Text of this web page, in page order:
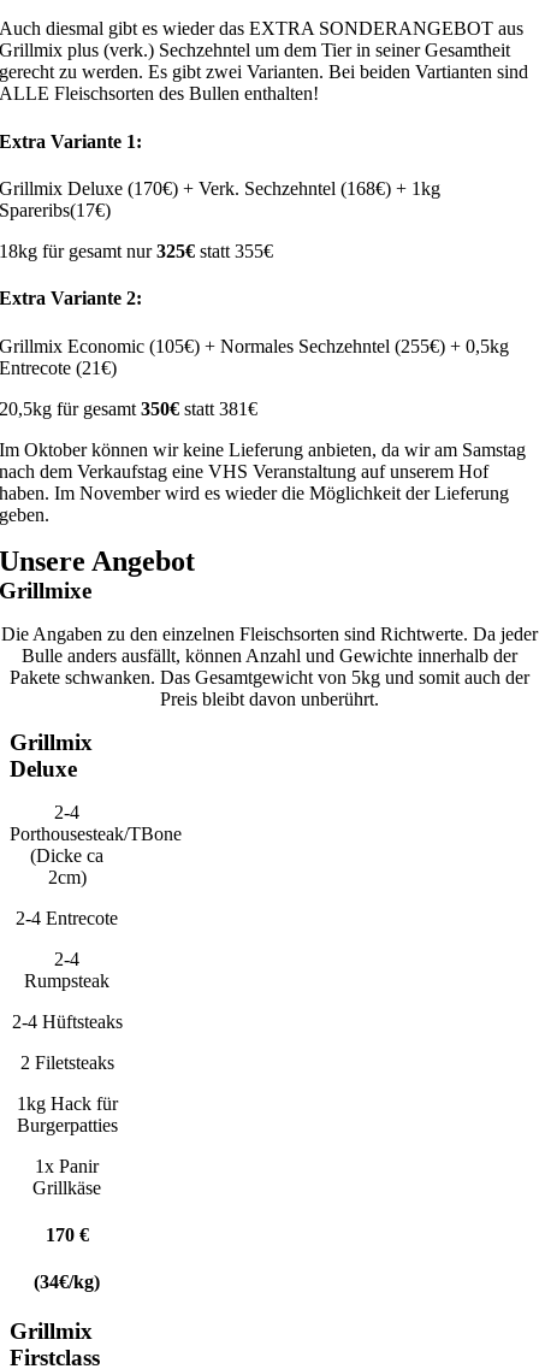
Auch diesmal gibt es wieder das EXTRA SONDERANGEBOT aus
Grillmix plus (verk.) Sechzehntel um dem Tier in seiner Gesamtheit
gerecht zu werden. Es gibt zwei Varianten. Bei beiden Vartianten sind
ALLE Fleischsorten des Bullen enthalten!
Extra Variante 1:
Grillmix Deluxe (170€) + Verk. Sechzehntel (168€) + 1kg
Spareribs(17€)
18kg für gesamt nur325€ statt 355€
Extra Variante 2:
Grillmix Economic (105€) + Normales Sechzehntel (255€) + 0,5kg
Entrecote (21€)
20,5kg für gesamt350€ statt 381€
Im Oktober können wir keine Lieferung anbieten, da wir am Samstag
nach dem Verkaufstag eine VHS Veranstaltung auf unserem Hof
haben. Im November wird es wieder die Möglichkeit der Lieferung
geben.
Unsere Angebot
Grillmixe
Die Angaben zu den einzelnen Fleischsorten sind Richtwerte. Da jeder
Bulle anders ausfällt, können Anzahl und Gewichte innerhalb der
Pakete schwanken. Das Gesamtgewicht von 5kg und somit auch der
Preis bleibt davon unberührt.
Grillmix
Deluxe
2-4
Porthousesteak/TBone
(Dicke ca
2cm)
2-4 Entrecote
2-4
Rumpsteak
2-4 Hüftsteaks
2 Filetsteaks
1kg Hack für
Burgerpatties
1x Panir
Grillkäse
170 €
(34€/kg)
Grillmix
Firstclass